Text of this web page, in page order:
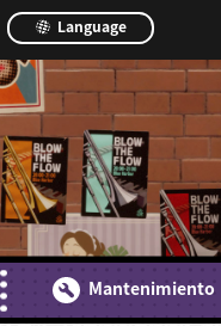
Language
Mantenimiento